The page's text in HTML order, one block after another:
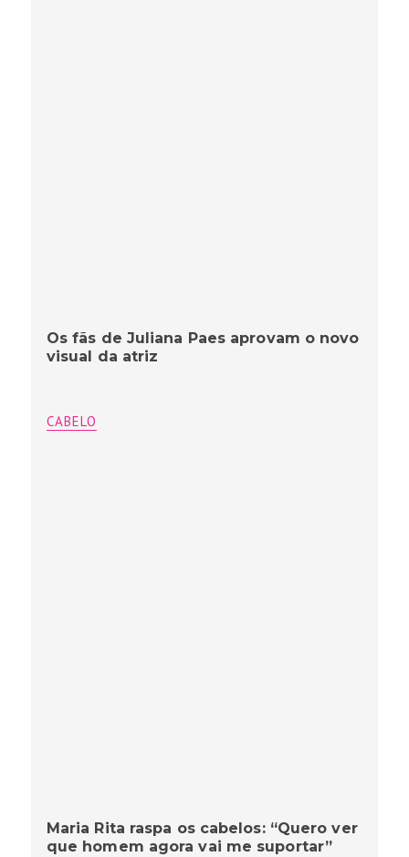
Os fãs de Juliana Paes aprovam o novo
visual da atriz
CABELO
Maria Rita raspa os cabelos: “Quero ver
que homem agora vai me suportar”